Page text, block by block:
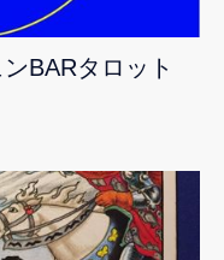
BARタロット